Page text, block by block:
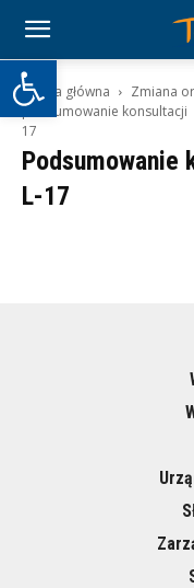
Otwórz pasek narzędzi
Strona główna
Zmiana
podsumowanie konsultacji
17
Podsumowanie
L-17